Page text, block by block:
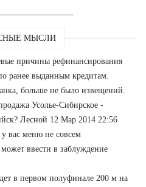
МЫСЛИ
причины рефинансирования
ранее выданным кредитам.
больше не было извещений.
Усолье-Сибирское -
Лесной 12 Мар 2014 22:56
вас меню не совсем
может ввести в заблуждение
в первом полуфинале 200 м на